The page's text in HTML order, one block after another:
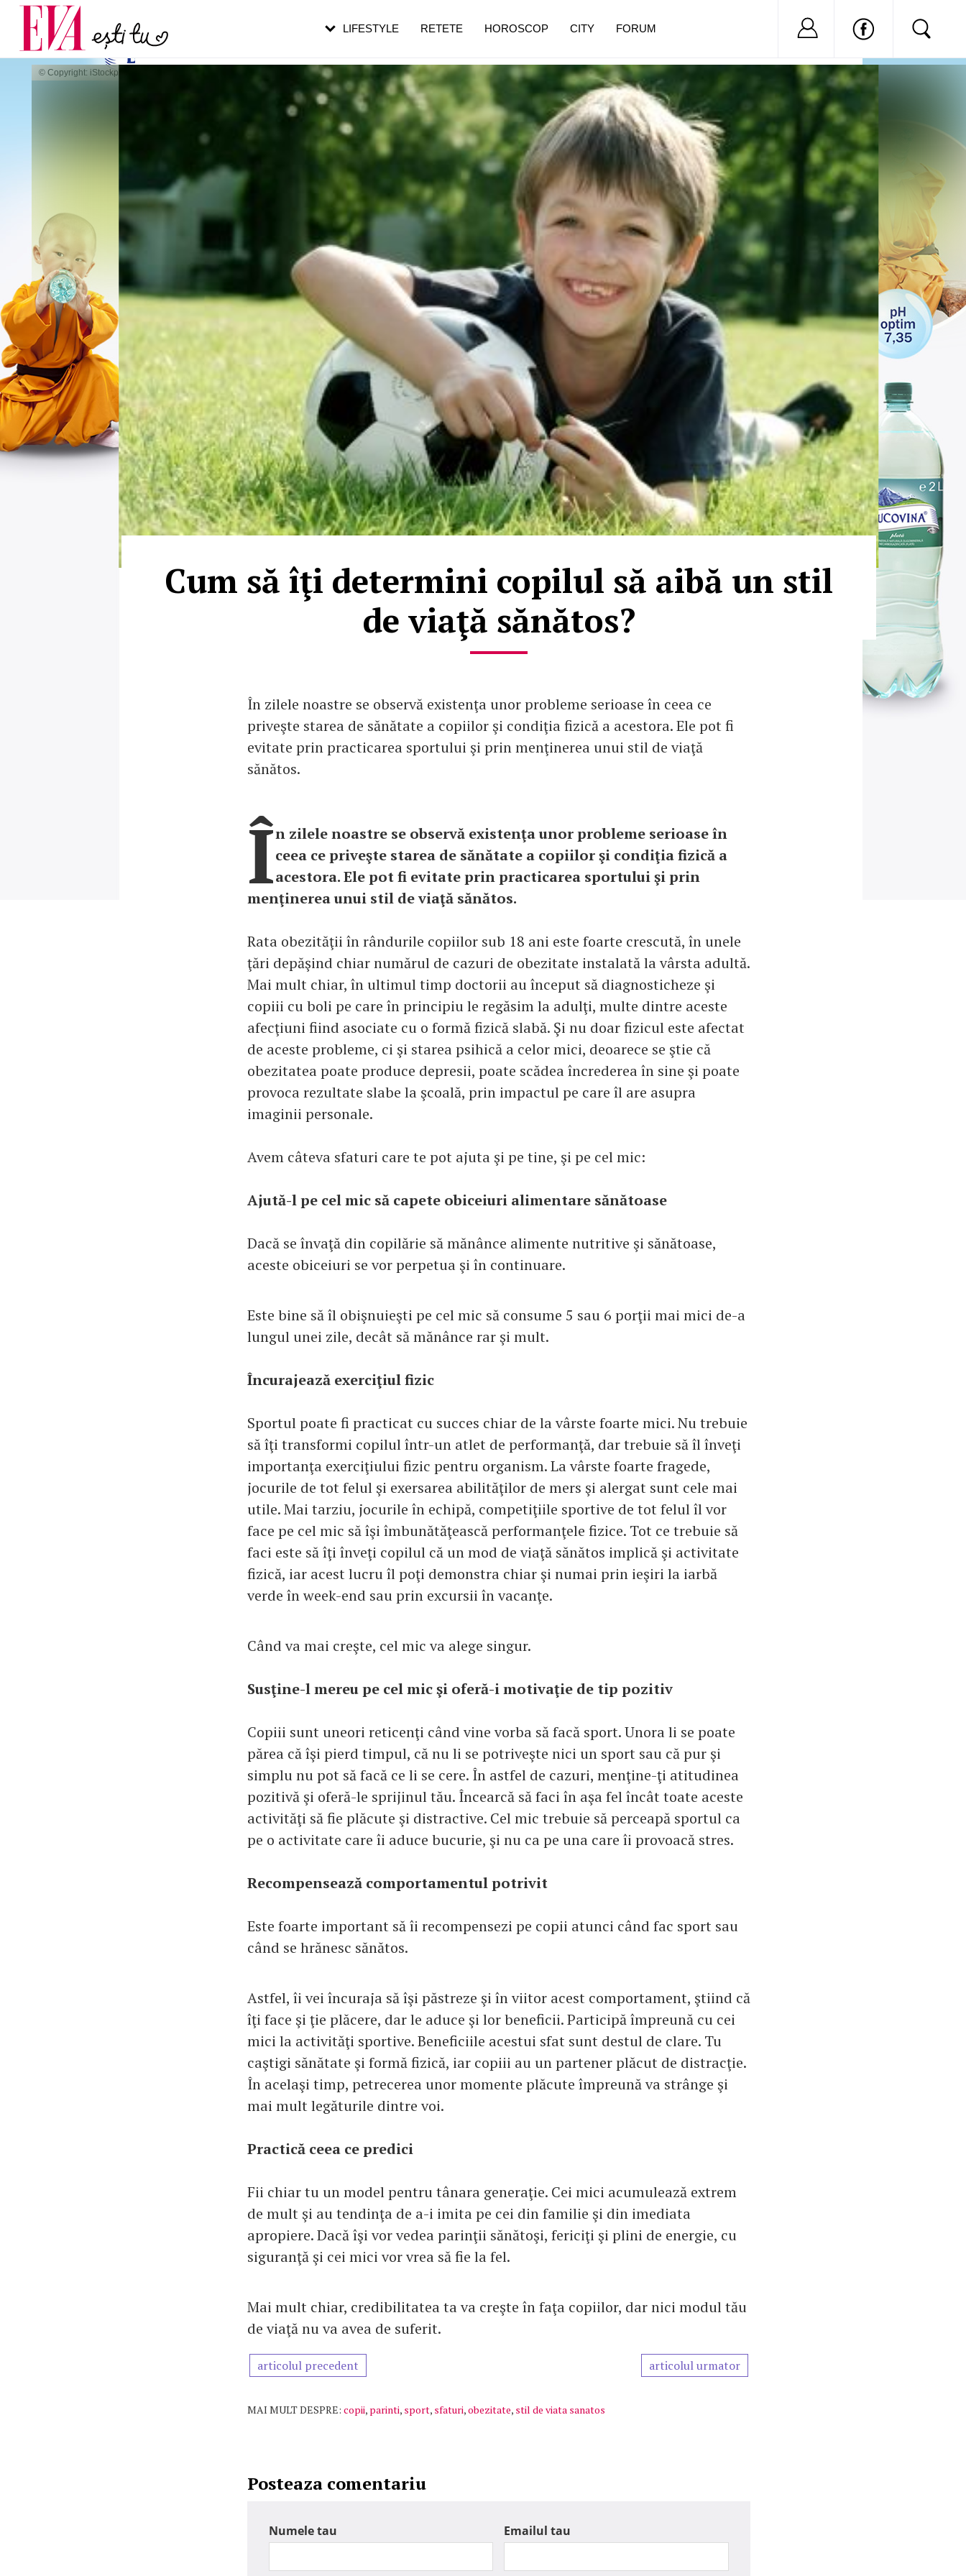
© Copyright: iStockphoto
Cum să îţi determini copilul să aibă un stil
de viaţă sănătos?
În zilele noastre se observă existenţa unor probleme serioase în ceea ce
priveşte starea de sănătate a copiilor şi condiţia fizică a acestora. Ele pot fi
evitate prin practicarea sportului şi prin menţinerea unui stil de viaţă
sănătos.
În zilele noastre se observă existenţa unor probleme serioase în
ceea ce priveşte starea de sănătate a copiilor şi condiţia fizică a
acestora. Ele pot fi evitate prin practicarea sportului şi prin
menţinerea unui stil de viaţă sănătos.
Rata obezităţii în rândurile copiilor sub 18 ani este foarte crescută, în unele
ţări depăşind chiar numărul de cazuri de obezitate instalată la vârsta adultă.
Mai mult chiar, în ultimul timp doctorii au început să diagnosticheze şi
copiii cu boli pe care în principiu le regăsim la adulţi, multe dintre aceste
afecţiuni fiind asociate cu o formă fizică slabă. Şi nu doar fizicul este afectat
de aceste probleme, ci şi starea psihică a celor mici, deoarece se ştie că
obezitatea poate produce depresii, poate scădea încrederea în sine şi poate
provoca rezultate slabe la şcoală, prin impactul pe care îl are asupra
imaginii personale.
Avem câteva sfaturi care te pot ajuta şi pe tine, şi pe cel mic:
Ajută-l pe cel mic să capete obiceiuri alimentare sănătoase
Dacă se învaţă din copilărie să mănânce alimente nutritive şi sănătoase,
aceste obiceiuri se vor perpetua şi în continuare.
Este bine să îl obişnuieşti pe cel mic să consume 5 sau 6 porţii mai mici de-a
lungul unei zile, decât să mănânce rar şi mult.
Încurajează exerciţiul fizic
Sportul poate fi practicat cu succes chiar de la vârste foarte mici. Nu trebuie
să îţi transformi copilul într-un atlet de performanţă, dar trebuie să îl înveţi
importanţa exerciţiului fizic pentru organism. La vârste foarte fragede,
jocurile de tot felul şi exersarea abilităţilor de mers şi alergat sunt cele mai
utile. Mai tarziu, jocurile în echipă, competiţiile sportive de tot felul îl vor
face pe cel mic să îşi îmbunătăţească performanţele fizice. Tot ce trebuie să
faci este să îţi înveţi copilul că un mod de viaţă sănătos implică şi activitate
fizică, iar acest lucru îl poţi demonstra chiar şi numai prin ieşiri la iarbă
verde în week-end sau prin excursii în vacanţe.
Când va mai creşte, cel mic va alege singur.
Susţine-l mereu pe cel mic şi oferă-i motivaţie de tip pozitiv
Copiii sunt uneori reticenţi când vine vorba să facă sport. Unora li se poate
părea că îşi pierd timpul, că nu li se potriveşte nici un sport sau că pur şi
simplu nu pot să facă ce li se cere. În astfel de cazuri, menţine-ţi atitudinea
pozitivă şi oferă-le sprijinul tău. Încearcă să faci în aşa fel încât toate aceste
activităţi să fie plăcute şi distractive. Cel mic trebuie să perceapă sportul ca
pe o activitate care îi aduce bucurie, şi nu ca pe una care îi provoacă stres.
Recompensează comportamentul potrivit
Este foarte important să îi recompensezi pe copii atunci când fac sport sau
când se hrănesc sănătos.
Astfel, îi vei încuraja să îşi păstreze şi în viitor acest comportament, ştiind că
îţi face şi ţie plăcere, dar le aduce şi lor beneficii. Participă împreună cu cei
mici la activităţi sportive. Beneficiile acestui sfat sunt destul de clare. Tu
caştigi sănătate şi formă fizică, iar copiii au un partener plăcut de distracţie.
În acelaşi timp, petrecerea unor momente plăcute împreună va strânge şi
mai mult legăturile dintre voi.
Practică ceea ce predici
Fii chiar tu un model pentru tânara generaţie. Cei mici acumulează extrem
de mult şi au tendinţa de a-i imita pe cei din familie şi din imediata
apropiere. Dacă îşi vor vedea parinţii sănătoşi, fericiţi şi plini de energie, cu
siguranţă şi cei mici vor vrea să fie la fel.
Mai mult chiar, credibilitatea ta va creşte în faţa copiilor, dar nici modul tău
de viaţă nu va avea de suferit.
articolul precedent articolul urmator
MAI MULT DESPRE: copii, parinti, sport, sfaturi,obezitate, stil de viata sanatos
Posteaza comentariu
Numele tau Emailul tau
LIFESTYLE RETETE HOROSCOP CITY FORUM Nu ai cont?
Carieră
Actualitate
pe măsură ce înaintezi în vârstă
de dureroasă este investigația